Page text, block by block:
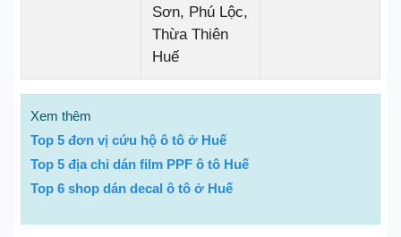
Sơn, Phú Lộc,
Thừa Thiên
Huế
Xem thêm
Top 5 đơn vị cứu hộ ô tô ở Huế
Top 5 địa chỉ dán film PPF ô tô Huế
Top 6 shop dán decal ô tô ở Huế